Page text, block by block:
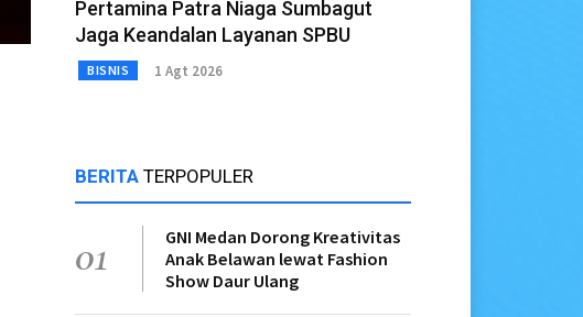
Pertamina Patra Niaga Sumbagut
Jaga Keandalan Layanan SPBU
BISNIS 1 Agt 2026
BERITA TERPOPULER
01
GNI Medan Dorong Kreativitas
Anak Belawan lewat Fashion
Show Daur Ulang